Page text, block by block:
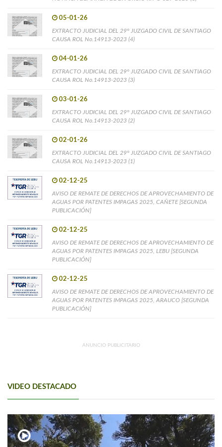
05-01-26
EXTRACTO JUDICIAL DEL 29° JUZGADO CIVIL DE SANTIAGO
CAUSA ROL No.14913-2023 (4)
04-01-26
EXTRACTO JUDICIAL DEL 29° JUZGADO CIVIL DE SANTIAGO
CAUSA ROL No.14913-2023 (3)
03-01-26
EXTRACTO JUDICIAL DEL 29° JUZGADO CIVIL DE SANTIAGO
CAUSA ROL No.14913-2023 (2)
02-01-26
EXTRACTO JUDICIAL DEL 29° JUZGADO CIVIL DE SANTIAGO
CAUSA ROL No.14913-2023 (1)
02-12-25
AVISO DE REMATE DE DERECHOS DE APROVECHAMIENTO DE
AGUAS POR PATENTES IMPAGAS 2025, CAÑETE [SEGUNDA
PUBLICACIÓN]
02-12-25
AVISO DE REMATE DE DERECHOS DE APROVECHAMIENTO DE
AGUAS POR PATENTES IMPAGAS 2025, LEBU [SEGUNDA
PUBLICACIÓN]
02-12-25
AVISO DE REMATE DE DERECHOS DE APROVECHAMIENTO DE
AGUAS POR PATENTES IMPAGAS 2025, ARAUCO [SEGUNDA
PUBLICACIÓN]
ANUNCIO PUBLICITARIO
VIDEO DESTACADO